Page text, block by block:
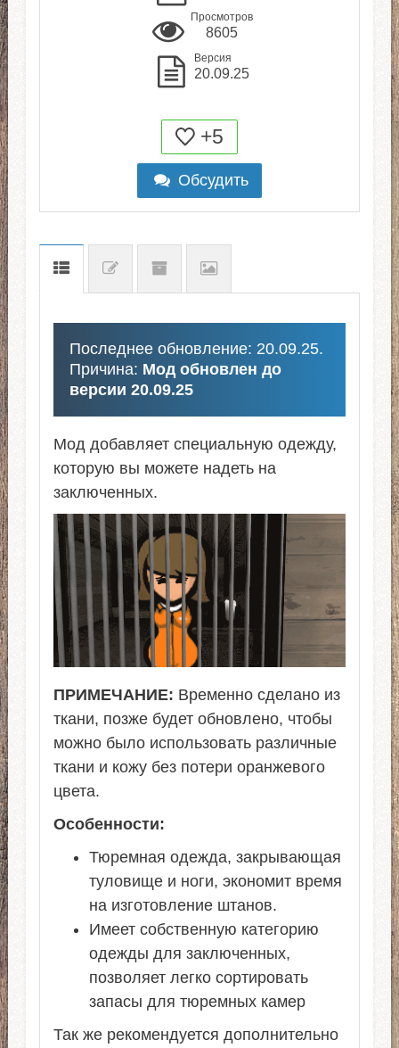
Просмотров
8605
Версия
20.09.25
+5
Обсудить
Последнее обновление: 20.09.25.
Причина: Мод обновлен до
версии 20.09.25
Мод добавляет специальную одежду,
которую вы можете надеть на
заключенных.
ПРИМЕЧАНИЕ: Временно сделано из
ткани, позже будет обновлено, чтобы
можно было использовать различные
ткани и кожу без потери оранжевого
цвета.
Особенности:
Тюремная одежда, закрывающая
туловище и ноги, экономит время
на изготовление штанов.
Имеет собственную категорию
одежды для заключенных,
позволяет легко сортировать
запасы для тюремных камер
Так же рекомендуется дополнительно